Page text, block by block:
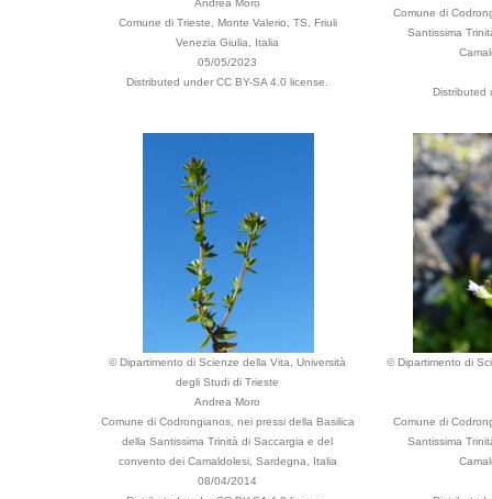
Andrea Moro
Comune di Trieste, Monte Valerio, TS, Friuli
Venezia Giulia, Italia
05/05/2023
Distributed under CC BY-SA 4.0 license.
Comune di
Santissima
Distributed
© Dipartimento di Scienze della Vita, Università
degli Studi di Trieste
Andrea Moro
Comune di Codrongianos, nei pressi della Basilica
della Santissima Trinità di Saccargia e del
convento dei Camaldolesi, Sardegna, Italia
08/04/2014
© Dipartimento di
Comune di
Santissima